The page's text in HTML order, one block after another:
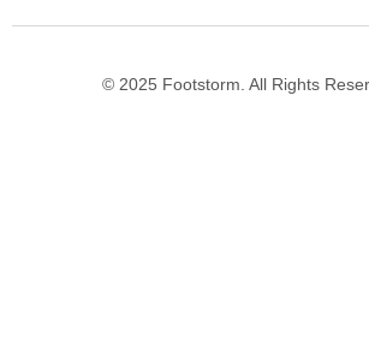
© 2025 Footstorm. All Rights